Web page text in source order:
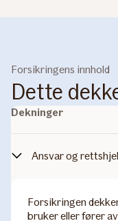
Forsikringens innhold
Dette
Dekninger
Ansvar og
Forsikringen
bruker eller fører